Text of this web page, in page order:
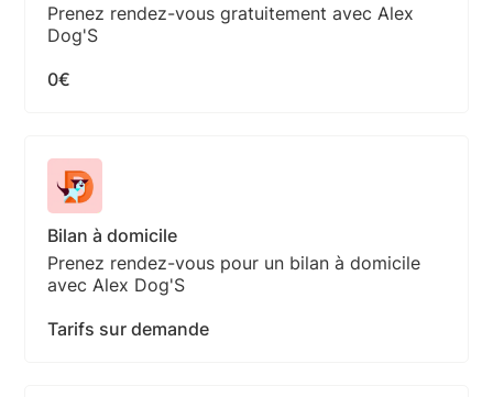
Prenez rendez-vous gratuitement avec Alex
Dog'S
0€
Bilan à domicile
Prenez rendez-vous pour un bilan à domicile
avec Alex Dog'S
Tarifs sur demande